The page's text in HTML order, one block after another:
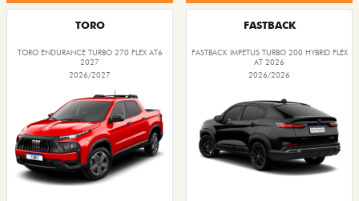
TORO
TORO ENDURANCE TURBO 270 FLEX AT6
2027
2026/2027
FASTBACK
FASTBACK IMPETUS TURBO 200 HYBRID FLEX
AT 2026
2026/2026